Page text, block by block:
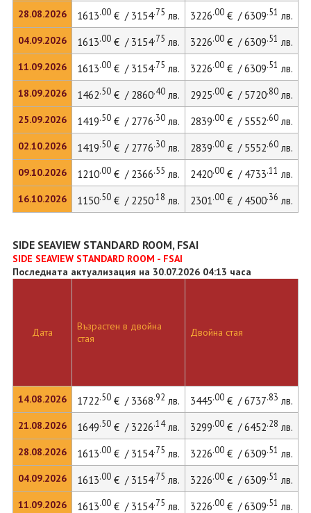
28.08.2026
04.09.2026
11.09.2026
18.09.2026
25.09.2026
02.10.2026
09.10.2026
16.10.2026
1613.00€ / 3154.75 лв. 3226.00€ / 6309.51 лв.
1613.00€ / 3154.75 лв. 3226.00€ / 6309.51 лв.
1613.00€ / 3154.75 лв. 3226.00€ / 6309.51 лв.
1462.50€ / 2860.40лв. 2925.00€ / 5720.80лв.
1419.50€ / 2776.30лв. 2839.00€ / 5552.60лв.
1419.50€ / 2776.30лв. 2839.00€ / 5552.60лв.
1210.00€ / 2366.55 лв. 2420.00€ / 4733.11 лв.
1150.50€ / 2250.18 лв. 2301.00€ / 4500.36 лв.
SIDE SEAVIEW STANDARD ROOM, FSAI
SIDE SEAVIEW STANDARD ROOM - FSAI
Последната актуализация на 30.07.2026 04:13 часа
Дата
14.08.2026
21.08.2026
28.08.2026
04.09.2026
11.09.2026
Възрастен в двойна
стая
Двойна стая
1722.50€ / 3368.92 лв. 3445.00€ / 6737.83 лв.
1649.50€ / 3226.14лв. 3299.00€ / 6452.28 лв.
1613.00€ / 3154.75 лв. 3226.00€ / 6309.51 лв.
1613.00€ / 3154.75 лв. 3226.00€ / 6309.51 лв.
1613.00€ / 3154.75 лв. 3226.00€ / 6309.51 лв.